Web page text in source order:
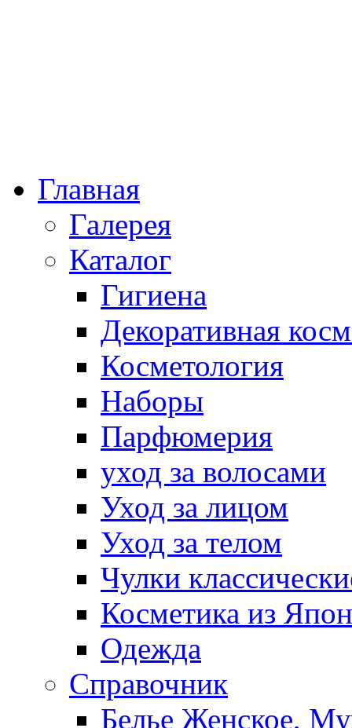
Главная
Галерея
Каталог
Гигиена
Декоративная
Косметология
Наборы
Парфюмерия
уход за волосами
Уход за лицом
Уход за телом
Чулки
Косметика из
Одежда
Справочник
Белье Женское,